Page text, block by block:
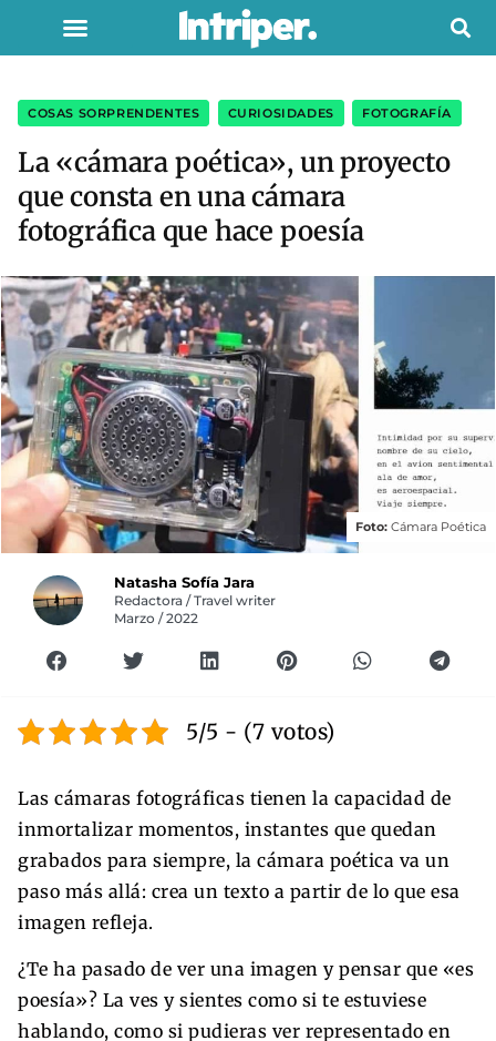
COSAS SORPRENDENTES CURIOSIDADES FOTOGRAFÍA
La «cámara poética», un proyecto
que consta en una cámara
fotográfica que hace poesía
Foto: Cámara Poética
Natasha Sofía Jara
Redactora / Travel writer
Marzo / 2022
5/5 - (7 votos)
Las cámaras fotográficas tienen la capacidad de
inmortalizar momentos, instantes que quedan
grabados para siempre, la cámara poética va un
paso más allá: crea un texto a partir de lo que esa
imagen refleja.
¿Te ha pasado de ver una imagen y pensar que «es
poesía»? La ves y sientes como si te estuviese
hablando, como si pudieras ver representado en